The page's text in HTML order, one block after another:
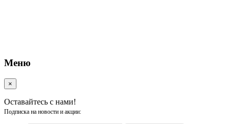
Меню
×
Оставайтесь с нами!
Подписка на новости и акции: